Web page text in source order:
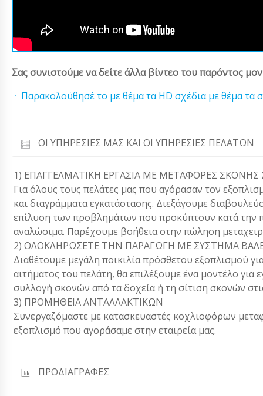
Σας συνιστούμε να δείτε άλλα βίντεο του παρόντος
Παρακολούθησέ το με θέμα τα HD σχέδια με θέμα τα
ΟΙ ΥΠΗΡΕΣΊΕΣ ΜΑΣ ΚΑΙ ΟΙ ΥΠΗΡΕΣΊΕΣ ΠΕΛΑΤΏΝ
1) ΕΠΑΓΓΕΛΜΑΤΙΚΗ ΕΡΓΑΣΙΑ ΜΕ ΜΕΤΑΦΟΡΕΣ
Για όλους τους πελάτες μας που αγόρασαν τον
και διαγράμματα εγκατάστασης. Διεξάγουμε
επίλυση των προβλημάτων που προκύπτουν κατά την
αναλώσιμα. Παρέχουμε βοήθεια στην πώληση
2) ΟΛΟΚΛΗΡΩΣΕΤΕ ΤΗΝ ΠΑΡΑΓΩΓΗ ΜΕ ΣΥΣΤΗΜΑ
Διαθέτουμε μεγάλη ποικιλία πρόσθετου εξοπλισμού
αιτήματος του πελάτη, θα επιλέξουμε ένα μοντέλο
συλλογή σκονών από τα δοχεία ή τη σίτιση σκονών
3) ΠΡΟΜΗΘΕΙΑ ΑΝΤΑΛΛΑΚΤΙΚΩΝ
Συνεργαζόμαστε με κατασκευαστές κοχλιοφόρων
εξοπλισμό που αγοράσαμε στην εταιρεία μας.
ΠΡΟΔΙΑΓΡΑΦΕΣ